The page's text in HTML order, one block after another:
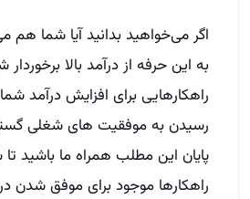
اگر می‌خواهید بدانید آیا شما هم
به این حرفه از درآمد بالا
راهکارهایی برای افزایش درآمد
رسیدن به موفقیت های شغلی
پایان این مطلب همراه ما باشید تا
راهکارها موجود برای موفق شدن